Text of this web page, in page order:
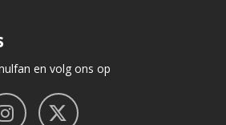
en volg ons op